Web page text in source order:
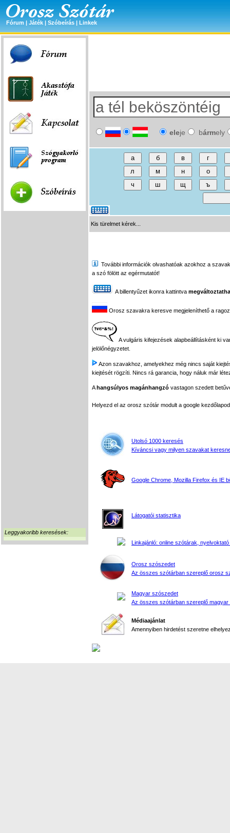
Fórum | Játék | Szóbeírás | Linkek
Leggyakoribb keresések:
eleje bármely
Kis türelmet kérek...
További információk olvashatóak azokhoz a
a szó fölött az egérmutatót!
A billentyűzet ikonra kattintva
Orosz szavakra keresve megjeleníthető a
A vulgáris kifejezések alapbeállításként ki
jelölőnégyzetet.
Azon szavakhoz, amelyekhez még nincs saját
kiejtését rögzíti. Nincs rá garancia, hogy náluk már
Ahangsúlyos magánhangzó vastagon szedett
Helyezd el az orosz szótár modult a google
Utolsó 1000 keresés
Kíváncsi vagy milyen szavakat
Google Chrome, Mozilla Firefox és IE
Látogatói statisztika
Linkajánló: online szótárak, nyelvoktató
Orosz szószedet
Az összes szótárban szereplő orosz
Magyar szószedet
Az összes szótárban szereplő magyar
Médiaajánlat
Amennyiben hirdetést szeretne